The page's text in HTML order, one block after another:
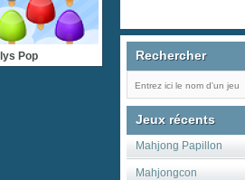
Pop Rechercher
Jeux récents
Mahjong Papillon
Mahjongcon